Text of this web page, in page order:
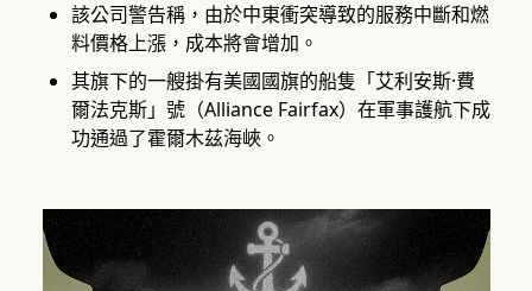
該公司警告稱，由於中東衝突導致的服務中斷和燃
料價格上漲，成本將會增加。
其旗下的一艘掛有美國國旗的船隻「艾利安斯·費
爾法克斯」號（Alliance Fairfax）在軍事護航下成
功通過了霍爾木茲海峽。